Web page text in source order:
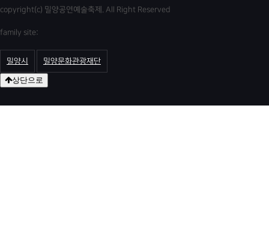
copyright(c) 밀양공연예술축제. All Right Reserved
family site:
밀양시 밀양문화관광재단
상단으로